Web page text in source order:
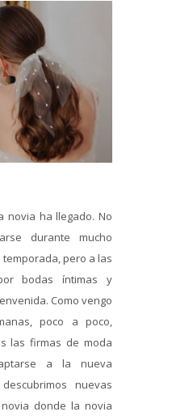
novia ha llegado. No
durante mucho
pero a las
bodas íntimas y
Como vengo
poco a poco,
las firmas de moda
a la nueva
nuevas
donde la novia